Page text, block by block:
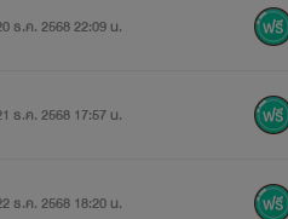
ธ.ค. 2568 22:09 น.
ธ.ค. 2568 17:57 น.
ธ.ค. 2568 18:20 น.